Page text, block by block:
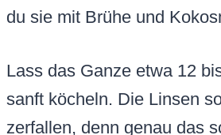
du sie mit Brühe und
Lass das Ganze etwa 12
sanft köcheln. Die Linsen
zerfallen, denn genau das